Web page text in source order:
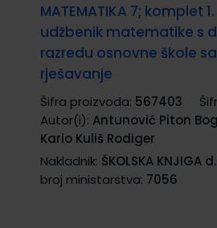
MATEMATIKA 7; komplet
udžbenik matematike s
razredu osnovne škole
rješavanje
Šifra proizvoda: 567403
Autor(i): Antunović Piton
Karlo Kuliš Rodiger
Nakladnik: ŠKOLSKA KNJIGA
broj ministarstva: 7056